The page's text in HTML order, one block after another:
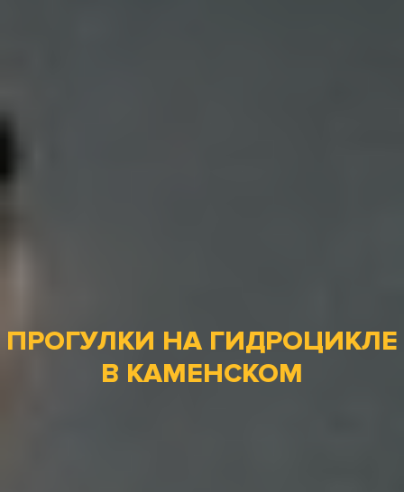
ПРОГУЛКИ НА ГИДРОЦИКЛЕ
В КАМЕНСКОМ